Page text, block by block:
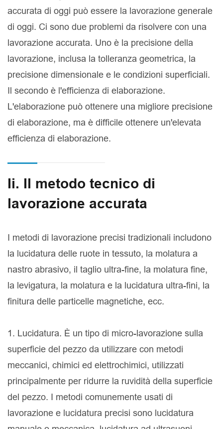
accurata di oggi può essere la lavorazione generale
di oggi. Ci sono due problemi da risolvere con una
lavorazione accurata. Uno è la precisione della
lavorazione, inclusa la tolleranza geometrica, la
precisione dimensionale e le condizioni superficiali.
Il secondo è l'efficienza di elaborazione.
L'elaborazione può ottenere una migliore precisione
di elaborazione, ma è difficile ottenere un'elevata
efficienza di elaborazione.
Ii. Il metodo tecnico di
lavorazione accurata
I metodi di lavorazione precisi tradizionali includono
la lucidatura delle ruote in tessuto, la molatura a
nastro abrasivo, il taglio ultra-fine, la molatura fine,
la levigatura, la molatura e la lucidatura ultra-fini, la
finitura delle particelle magnetiche, ecc.
1. Lucidatura. È un tipo di micro-lavorazione sulla
superficie del pezzo da utilizzare con metodi
meccanici, chimici ed elettrochimici, utilizzati
principalmente per ridurre la ruvidità della superficie
del pezzo. I metodi comunemente usati di
lavorazione e lucidatura precisi sono lucidatura